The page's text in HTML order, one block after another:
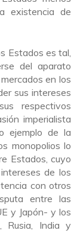
existencia de
Estados es tal,
del aparato
en los
sus intereses
respectivos
imperialista
ejemplo de la
monopolios lo
Estados, cuyo
de los
con otros
entre las
y Japón- y los
Rusia, India y